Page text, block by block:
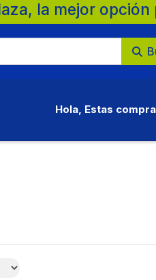
💚 🛒
Hola, Estas